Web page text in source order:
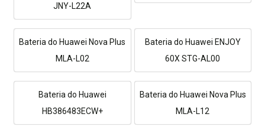
JNY-L22A
Bateria do Huawei Nova Plus
MLA-L02
Bateria do Huawei ENJOY
60X STG-AL00
Bateria do Huawei
HB386483ECW+
Bateria do Huawei Nova Plus
MLA-L12